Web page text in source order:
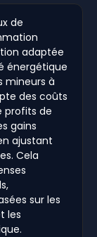
de
adaptée
énergétique
mineurs à
des coûts
profits de
gains
ajustant
Cela
sur les
les